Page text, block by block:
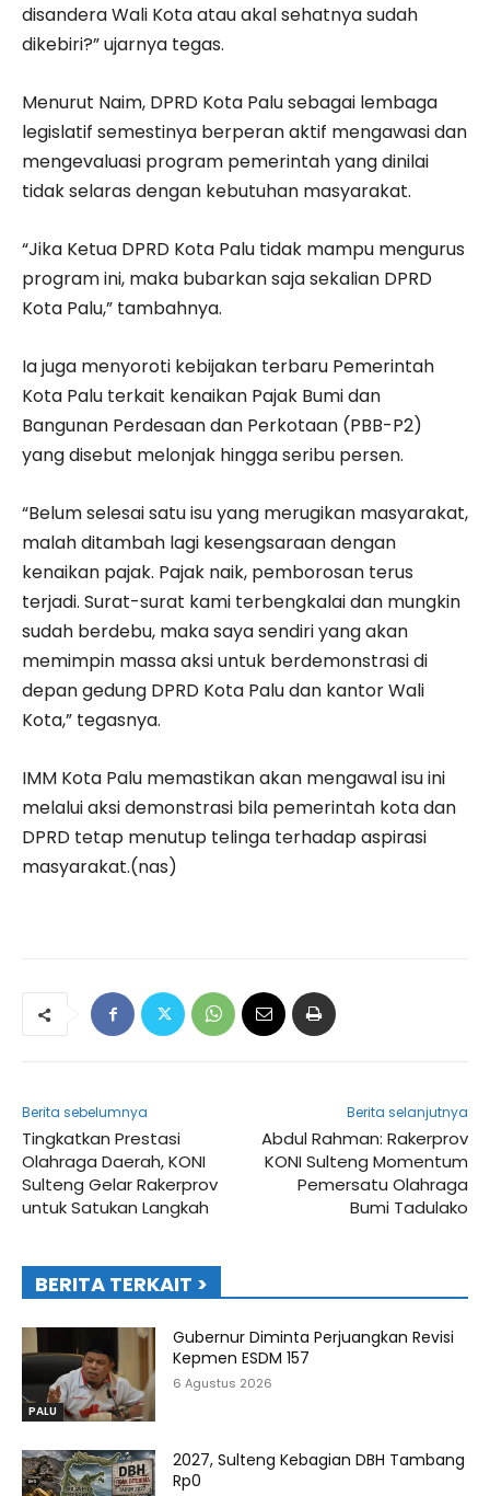
disandera Wali Kota atau akal sehatnya sudah
dikebiri?” ujarnya tegas.
Menurut Naim, DPRD Kota Palu sebagai lembaga
legislatif semestinya berperan aktif mengawasi dan
mengevaluasi program pemerintah yang dinilai
tidak selaras dengan kebutuhan masyarakat.
“Jika Ketua DPRD Kota Palu tidak mampu mengurus
program ini, maka bubarkan saja sekalian DPRD
Kota Palu,” tambahnya.
Ia juga menyoroti kebijakan terbaru Pemerintah
Kota Palu terkait kenaikan Pajak Bumi dan
Bangunan Perdesaan dan Perkotaan (PBB-P2)
yang disebut melonjak hingga seribu persen.
“Belum selesai satu isu yang merugikan masyarakat,
malah ditambah lagi kesengsaraan dengan
kenaikan pajak. Pajak naik, pemborosan terus
terjadi. Surat-surat kami terbengkalai dan mungkin
sudah berdebu, maka saya sendiri yang akan
memimpin massa aksi untuk berdemonstrasi di
depan gedung DPRD Kota Palu dan kantor Wali
Kota,” tegasnya.
IMM Kota Palu memastikan akan mengawal isu ini
melalui aksi demonstrasi bila pemerintah kota dan
DPRD tetap menutup telinga terhadap aspirasi
masyarakat.(nas)
Berita sebelumnya
Tingkatkan Prestasi
Olahraga Daerah, KONI
Sulteng Gelar Rakerprov
untuk Satukan Langkah
Berita selanjutnya
Abdul Rahman: Rakerprov
KONI Sulteng Momentum
Pemersatu Olahraga
Bumi Tadulako
BERITA TERKAIT >
PALU
Gubernur Diminta Perjuangkan Revisi
Kepmen ESDM 157
6 Agustus 2026
2027, Sulteng Kebagian DBH Tambang
Rp0